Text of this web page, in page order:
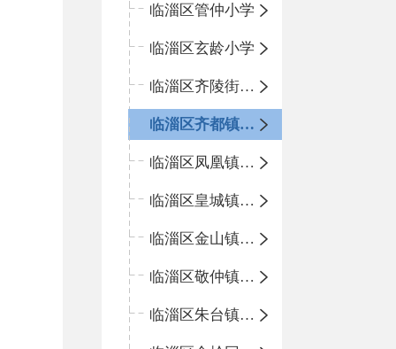
临淄区管仲小学
临淄区玄龄小学
临淄区齐陵街道中心学校
临淄区齐都镇中心学校
临淄区凤凰镇中心学校
临淄区皇城镇中心学校
临淄区金山镇中心学校
临淄区敬仲镇中心学校
临淄区朱台镇中心学校